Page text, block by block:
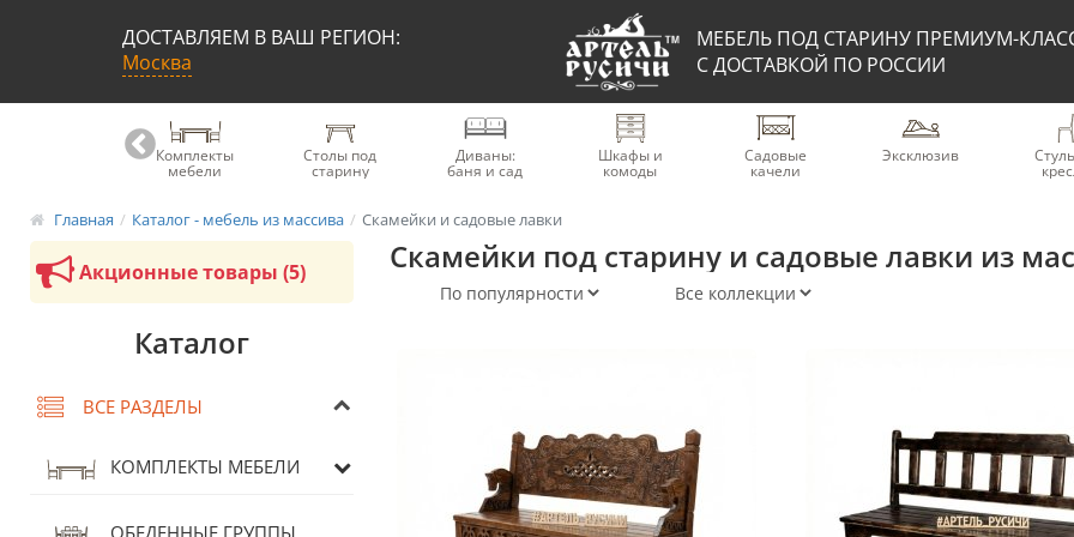
ДОСТАВЛЯЕМ В ВАШ РЕГИОН:
Москва
МЕБЕЛЬ ПОД СТАРИНУ ПРЕМИУМ-
С ДОСТАВКОЙ ПО РОССИИ
Комплекты
мебели
Столы под
старину
Диваны:
баня и сад
Шкафы и
комоды
Садовые
качели
Эксклюзив
Главная Каталог - мебель из массива Скамейки и садовые лавки
Скамейки под старину и садовые лавки из
Акционные товары (5)
Каталог
ВСЕ РАЗДЕЛЫ
КОМПЛЕКТЫ МЕБЕЛИ
ОБЕДЕННЫЕ ГРУППЫ